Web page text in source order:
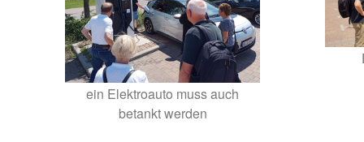
ein Elektroauto muss auch
betankt werden